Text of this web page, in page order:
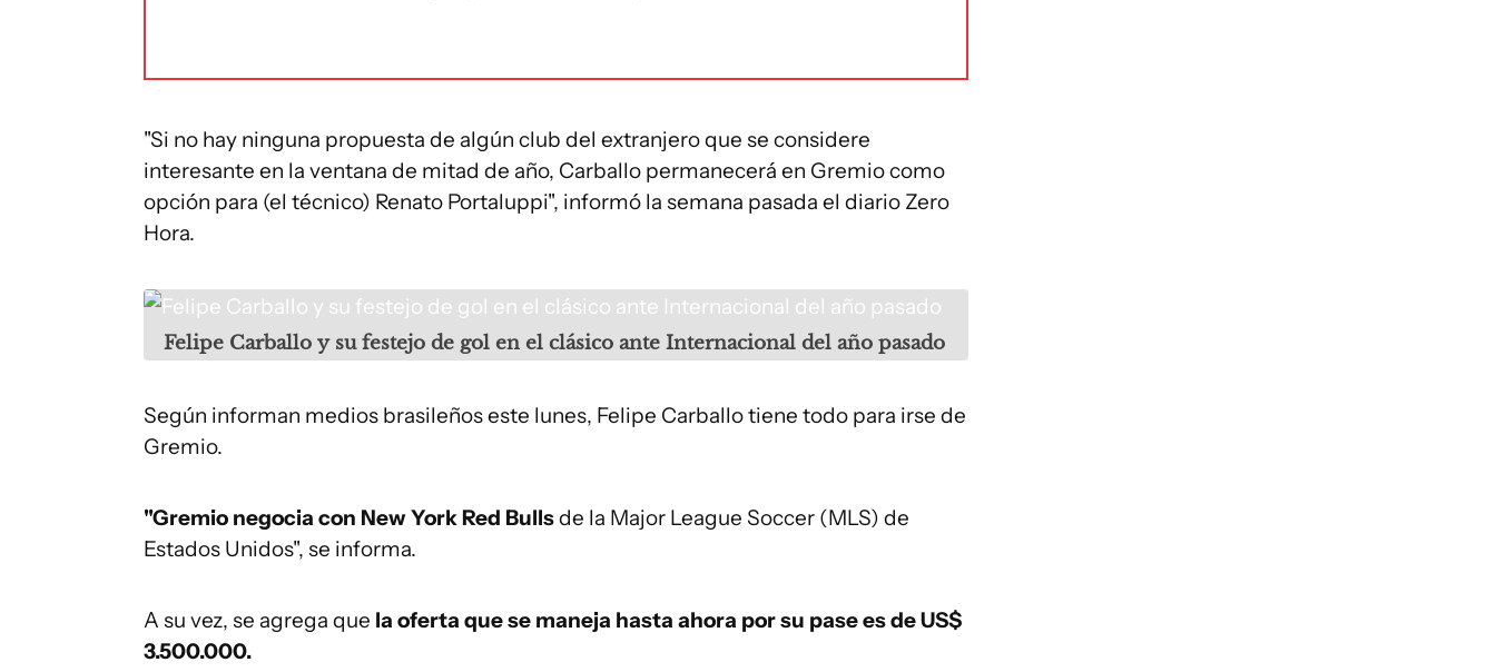
"Si no hay ninguna propuesta de algún club del extranjero que se considere
interesante en la ventana de mitad de año, Carballo permanecerá en Gremio como
opción para (el técnico) Renato Portaluppi", informó la semana pasada el diario Zero
Hora.
Felipe Carballo y su festejo de gol en el clásico ante Internacional del año pasado
Según informan medios brasileños este lunes, Felipe Carballo tiene todo para irse de
Gremio.
"Gremio negocia con New York Red Bullsde la Major League Soccer (MLS) de
Estados Unidos", se informa.
A su vez, se agrega que la oferta que se maneja hasta ahora por su pase es de US$
3.500.000.